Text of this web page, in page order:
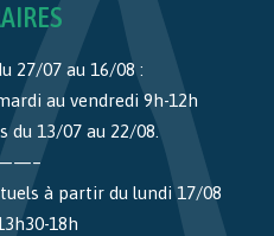
27/07 au 16/08 :
au vendredi 9h-12h
du 13/07 au 22/08.
à partir du lundi 17/08
18h